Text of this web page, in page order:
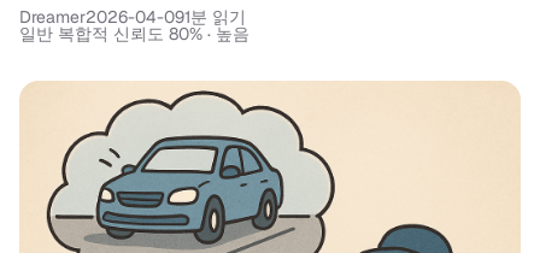
Dreamer2026-04-091분 읽기
일반 복합적 신뢰도 80% · 높음